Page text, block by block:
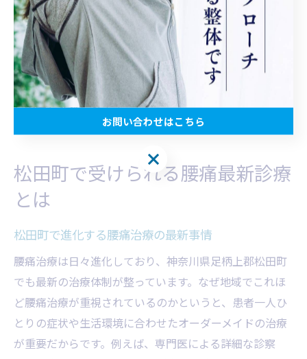
ぜなら、不安や疑問をすぐに解消できる環境は、治療継
続の安心感につながるからです。例えば、初診時のカウ
ンセリングや定期的なフォロー、生活指導など、きめ細
かなサポートがあるかを確認しましょう。相談しやすい
体制が整っている医師や施設を選ぶことで、納得しなが
ら治療を進められます。
松田町で受けられる腰痛最新診療
とは
松田町で進化する腰痛治療の最新事情
腰痛治療は日々進化しており、神奈川県足柄上郡松田町
でも最新の治療体制が整っています。なぜ地域でこれほ
ど腰痛治療が重視されているのかというと、患者一人ひ
とりの症状や生活環境に合わせたオーダーメイドの治療
が重要だからです。例えば、専門医による詳細な診察
お問い合わせはこちら
お問い合わせはこちら